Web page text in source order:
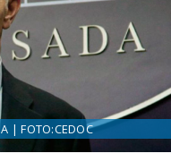
| FOTO:CEDOC